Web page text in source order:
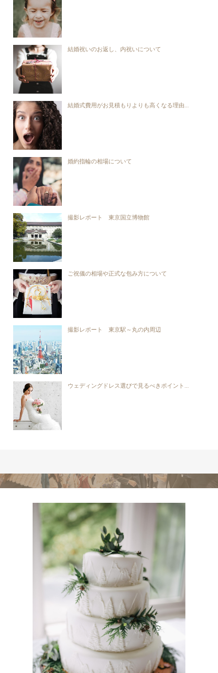
結婚祝いのお返し、内祝いについて
結婚式費用がお見積もりよりも高くなる理由...
婚約指輪の相場について
撮影レポート 東京国立博物館
ご祝儀の相場や正式な包み方について
撮影レポート 東京駅～丸の内周辺
ウェディングドレス選びで見るべきポイント...